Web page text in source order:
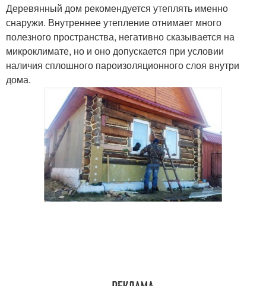
Деревянный дом рекомендуется утеплять именно
снаружи. Внутреннее утепление отнимает много
полезного пространства, негативно сказывается на
микроклимате, но и оно допускается при условии
наличия сплошного пароизоляционного слоя внутри
дома.